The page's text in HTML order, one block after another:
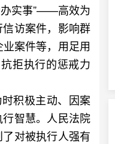
办实事”——高效为
访案件，影响群
案件等，用足用
拒执行的惩戒力
积极主动、因案
智慧。人民法院
对被执行人强有